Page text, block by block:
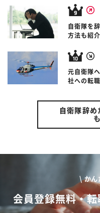
自衛隊を
方法も紹介
元自衛隊
社への転
自衛隊辞め
\ かん
会員登録無料・